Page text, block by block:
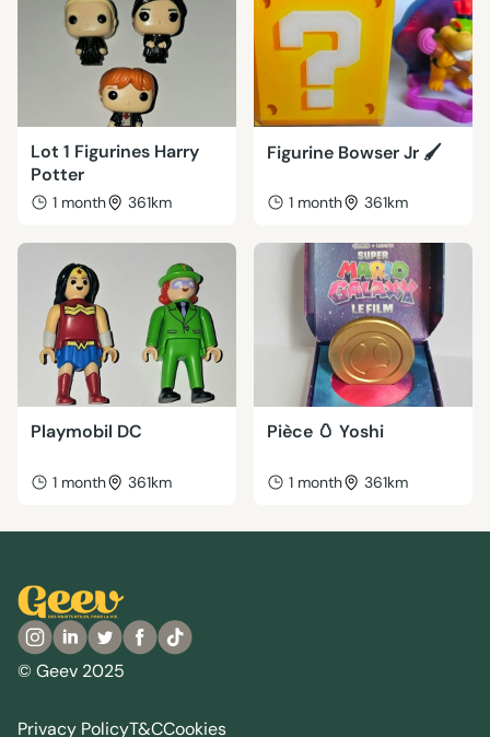
Lot 1 Figurines Harry
Potter
1 month 361km
Figurine Bowser Jr 🖌
1 month 361km
Playmobil DC
1 month 361km
Pièce 🥚 Yoshi
1 month 361km
© Geev 2025
Privacy PolicyT&CCookies